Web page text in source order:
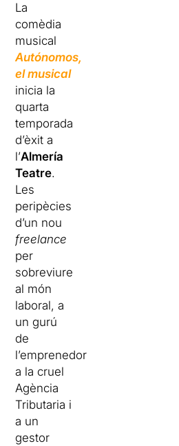
La
comèdia
musical
Autónomos,
el musical
inicia la
quarta
temporada
d’èxit a
l’Almería
Teatre.
Les
peripècies
d’un nou
freelance
per
sobreviure
al món
laboral, a
un gurú
de
l’emprenedoria,
a la cruel
Agència
Tributaria i
a un
gestor